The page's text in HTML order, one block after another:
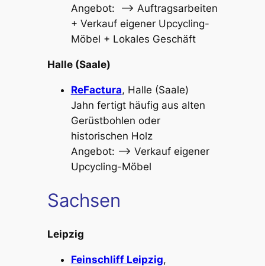
Angebot: –> Auftragsarbeiten
+ Verkauf eigener Upcycling-
Möbel + Lokales Geschäft
Halle (Saale)
ReFactura, Halle (Saale)
Jahn fertigt häufig aus alten
Gerüstbohlen oder
historischen Holz
Angebot: –> Verkauf eigener
Upcycling-Möbel
Sachsen
Leipzig
Feinschliff Leipzig,